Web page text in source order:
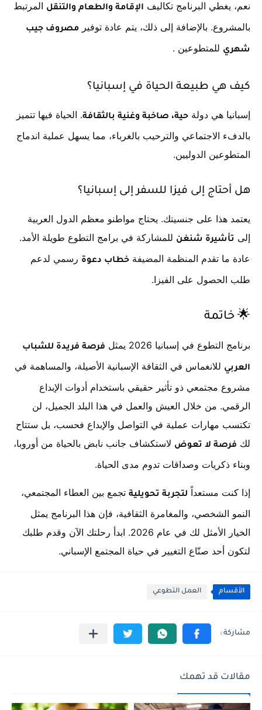
نعم، يغطي البرنامج تكاليف الإقامة والطعام والتنقل المرتبط
بالمشروع. بالإضافة إلى ذلك، يتم عادة توفير
مصروف جيب
شهري للمتطوعين .
كيف هي طبيعة الحياة في إسبانيا؟
إسبانيا هي دولة حية، صاخبة وغنية بالثقافة. الحياة فيها تتميز
بالدفء الاجتماعي والترحيب بالغرباء، مما يسهل عملية اندماج
المتطوعين الدوليين.
هل أحتاج إلى فيزا للسفر إلى إسبانيا؟
يعتمد هذا على جنسيتك. يحتاج مواطنو معظم الدول العربية
إلى تأشيرة شنغن للمشاركة في برامج التطوع طويلة الأمد.
عادة ما تقدم المنظمة المضيفة خطاب دعوة رسمي لدعم
طلب الحصول على الفيزا.
🌟 خاتمة
برنامج التطوع في إسبانيا 2026 يمثل فرصة فريدة للشباب
العربي للانغماس في الثقافة الإسبانية الأصيلة، والمساهمة في
مشروع مجتمعي ذو تأثير حقيقي باستخدام أدوات الإبداع
الرقمي. من خلال العيش والعمل في هذا البلد الجميل، لن
تكتسب مهارات عملية في التواصل والإبداع فحسب، بل ستتاح
لك فرصة لا تعوض لاستكشاف جانب نابض بالحياة من أوروبا،
وبناء ذكريات وصداقات تدوم مدى الحياة.
إذا كنت مستعداً لتجربة تحويلية تجمع بين العطاء المجتمعي،
النمو الشخصي، والمغامرة الثقافية، فإن هذا البرنامج يمثل
الخيار الأمثل لك في عام 2026. ابدأ رحلتك الآن وقدم طلبك
لتكون أحد صنّاع التغيير في حياة المجتمع الإسباني.
الأقسام العمل التطوعي
مقالات قد تهمك